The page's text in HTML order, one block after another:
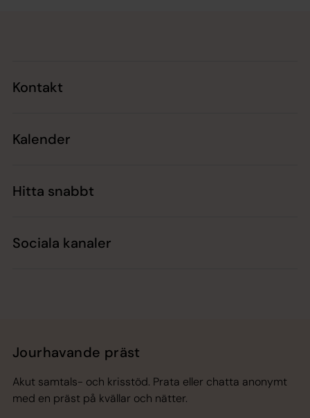
Kontakt
Kalender
Hitta snabbt
Sociala kanaler
Jourhavande präst
Akut samtals- och krisstöd. Prata eller chatta anonymt
med en präst på kvällar och nätter.